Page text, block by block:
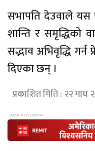
सभापति देउवाले यस
शान्ति र समृद्धिको
सद्भाव अभिवृद्धि
दिएका छन् ।
प्रकाशित मिति : २२